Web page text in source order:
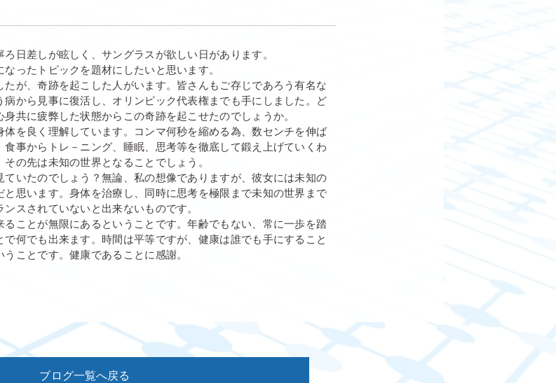
日差しが眩しく、サングラスが欲しい日があります。
ったトピックを題材にしたいと思います。
が、奇跡を起こした人がいます。皆さんもご存じであろう有名な
病から見事に復活し、オリンピック代表権までも手にしました。ど
共に疲弊した状態からこの奇跡を起こせたのでしょうか。
を良く理解しています。コンマ何秒を縮める為、数センチを伸ば
事からトレ－ニング、睡眠、思考等を徹底して鍛え上げていくわ
の先は未知の世界となることでしょう。
いたのでしょう？無論、私の想像でありますが、彼女には未知の
思います。身体を治療し、同時に思考を極限まで未知の世界まで
スされていないと出来ないものです。
ことが無限にあるということです。年齢でもない、常に一歩を踏
何でも出来ます。時間は平等ですが、健康は誰でも手にすること
ことです。健康であることに感謝。
ブログ一覧へ戻る